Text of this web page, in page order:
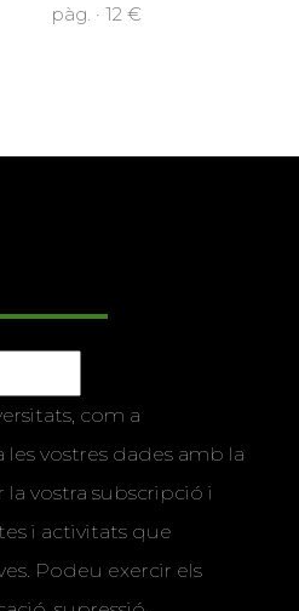
pàg. · 12 €
com a
les vostres dades amb la
vostra subscripció i
i activitats que
Podeu exercir els